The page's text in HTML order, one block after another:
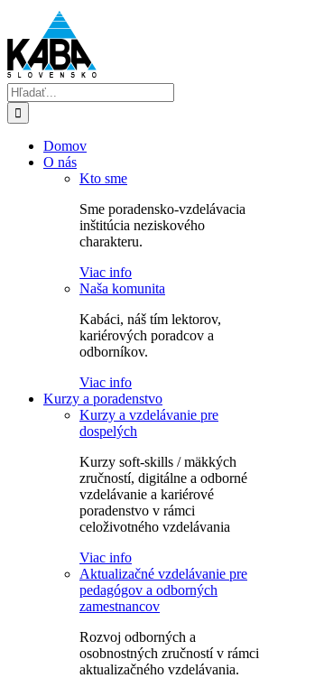
content
Hľadať:
Domov
O nás
Kto sme
Sme poradensko-vzdelávacia
inštitúcia neziskového
charakteru.
Viac info
Naša komunita
Kabáci, náš tím lektorov,
kariérových poradcov a
odborníkov.
Viac info
Kurzy a poradenstvo
Kurzy a vzdelávanie pre
dospelých
Kurzy soft-skills / mäkkých
zručností, digitálne a odborné
vzdelávanie a kariérové
poradenstvo v rámci
celoživotného vzdelávania
Viac info
Aktualizačné vzdelávanie pre
pedagógov a odborných
zamestnancov
Rozvoj odborných a
osobnostných zručností v rámci
aktualizačného vzdelávania.